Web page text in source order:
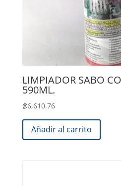
LIMPIADOR SABO
590ML.
₡6,610.76
Añadir al carrito